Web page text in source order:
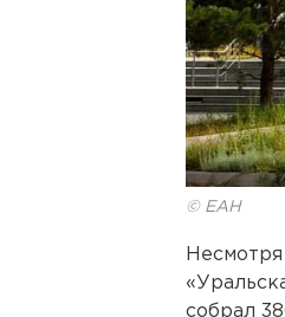
© ЕАН
собрал